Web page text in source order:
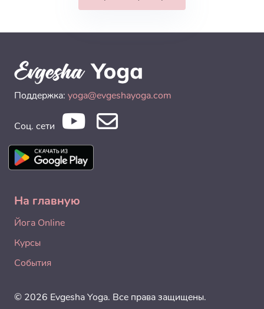
Поддержка: yoga@evgeshayoga.com
Соц. сети
На главную
Йога Online
Курсы
События
© 2026 Evgesha Yoga. Все права защищены.